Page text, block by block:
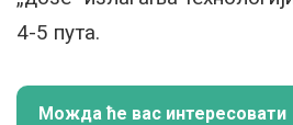
4-5 пута.
Можда ће вас интересовати